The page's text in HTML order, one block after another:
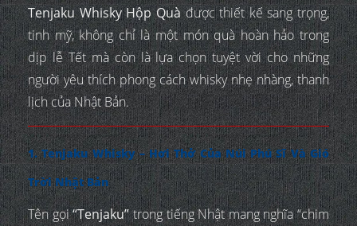
Tenjaku Whisky Hộp Quàđược thiết kế sang trọng,
tinh mỹ, không chỉ là một món quà hoàn hảo trong
dịp lễ Tết mà còn là lựa chọn tuyệt vời cho những
người yêu thích phong cách whisky nhẹ nhàng, thanh
lịch của Nhật Bản.
1. Tenjaku Whisky – Hơi Thở Của Núi Phú Sĩ Và Gió
Trời Nhật Bản
Tên gọi“Tenjaku”trong tiếng Nhật mang nghĩa “chim